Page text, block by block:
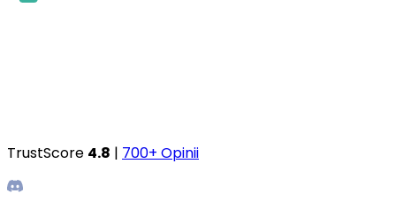
TrustScore 4.8 | 700+ Opinii